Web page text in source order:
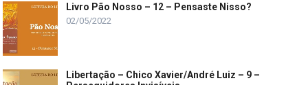
Livro Pão Nosso – 12 – Pensaste Nisso?
02/05/2022
Libertação – Chico Xavier/André Luiz – 9 –